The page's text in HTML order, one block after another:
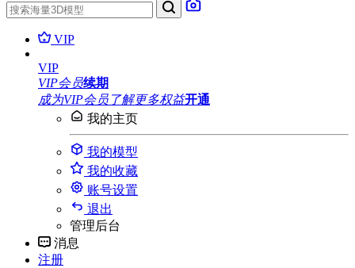
VIP
VIP
VIP会员续期
成为VIP会员 了解更多权益开通
我的主页
我的模型
我的收藏
账号设置
退出
管理后台
消息
注册